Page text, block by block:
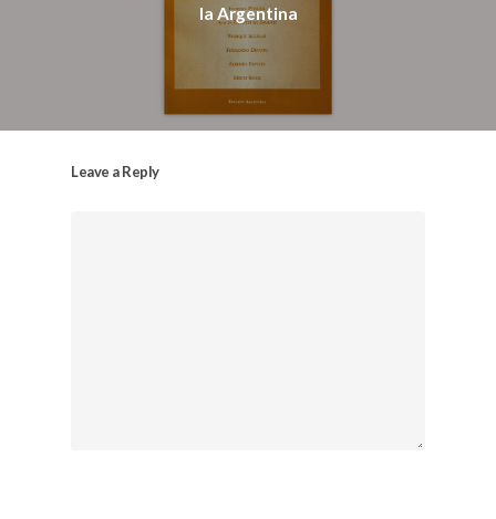
la Argentina
Leave a Reply